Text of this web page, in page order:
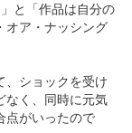
と「作品は自分の
オア・ナッシング
、ショックを受け
なく、同時に元気
点がいったので